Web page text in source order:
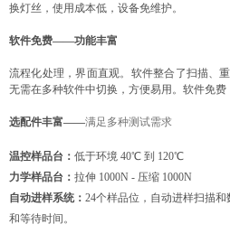
换灯丝，使用成本低，设备免维护。
软件免费——功能丰富
流程化处理，界面直观。软件整合了扫描、
无需在多种软件中切换，方便易用。软件免费
选配件丰富——满足多种测试需求
温控样品台： 低于环境 40℃ 到 120℃
力学样品台： 拉伸 1000N - 压缩 1000N
自动进样系统：24个样品位，自动进样扫描
和等待时间。